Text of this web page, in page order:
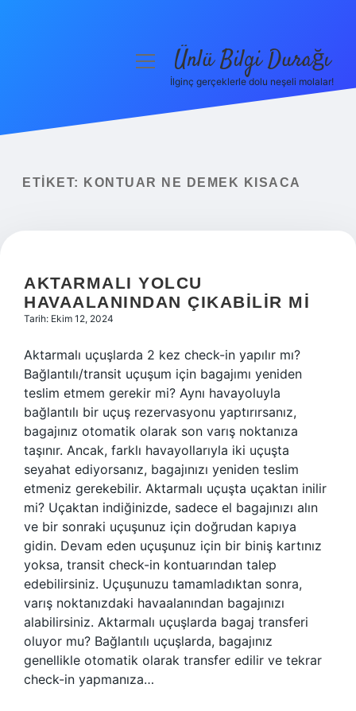
Yasal Uyarı
menüyüÜnlü Bilgi Durağı
İlginç gerçeklerle dolu neşeli molalar!
ETIKET: KONTUAR NE DEMEK KISACA
AKTARMALI YOLCU
HAVAALANINDAN ÇIKABILIR MI
Tarih: Ekim 12, 2024
Aktarmalı uçuşlarda 2 kez check-in yapılır mı?
Bağlantılı/transit uçuşum için bagajımı yeniden
teslim etmem gerekir mi? Aynı havayoluyla
bağlantılı bir uçuş rezervasyonu yaptırırsanız,
bagajınız otomatik olarak son varış noktanıza
taşınır. Ancak, farklı havayollarıyla iki uçuşta
seyahat ediyorsanız, bagajınızı yeniden teslim
etmeniz gerekebilir. Aktarmalı uçuşta uçaktan inilir
mi? Uçaktan indiğinizde, sadece el bagajınızı alın
ve bir sonraki uçuşunuz için doğrudan kapıya
gidin. Devam eden uçuşunuz için bir biniş kartınız
yoksa, transit check-in kontuarından talep
edebilirsiniz. Uçuşunuzu tamamladıktan sonra,
varış noktanızdaki havaalanından bagajınızı
alabilirsiniz. Aktarmalı uçuşlarda bagaj transferi
oluyor mu? Bağlantılı uçuşlarda, bagajınız
genellikle otomatik olarak transfer edilir ve tekrar
check-in yapmanıza…